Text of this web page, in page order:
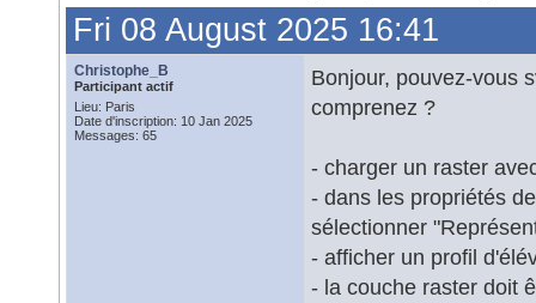
Fri 08 August 2025 16:41
Christophe_B
Participant actif
Lieu: Paris
Date d'inscription: 10 Jan 2025
Messages: 65
Bonjour, pouvez-vous
comprenez ?
- charger un raster
- dans les propriétés
sélectionner
- afficher un profil
- la couche raster doit